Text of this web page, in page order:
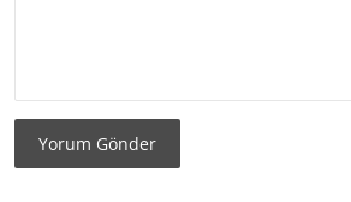
Yorum Gönder